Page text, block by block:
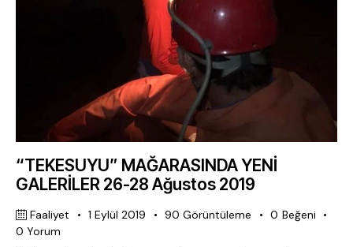
“TEKESUYU” MAĞARASINDA YENİ
GALERİLER 26-28 Ağustos 2019
Faaliyet 1 Eylül 2019 90 Görüntüleme 0 Beğeni
0 Yorum